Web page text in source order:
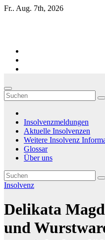
Zum
Fr.. Aug. 7th, 2026
Insolvenzmeldungen
Aktuelle Insolvenzen
Weitere Insolvenz
Glossar
Über uns
Insolvenz
Delikata
und